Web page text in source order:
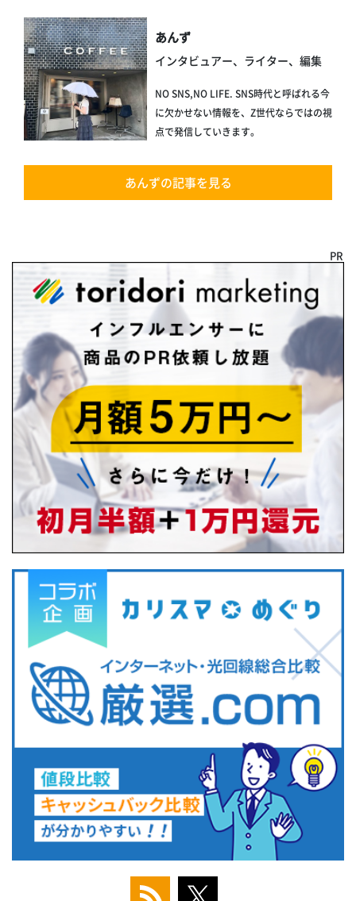
あんず
インタビュアー、ライター、編集
NO SNS,NO LIFE. SNS時代と呼ばれる今
に欠かせない情報を、Z世代ならではの視
点で発信していきます。
あんずの記事を見る
PR